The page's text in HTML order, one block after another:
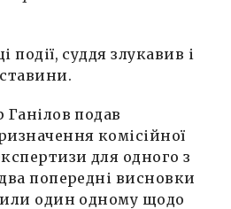
суддя злукавив і
подав
комісійної
для одного з
попередні висновки
один одному щодо